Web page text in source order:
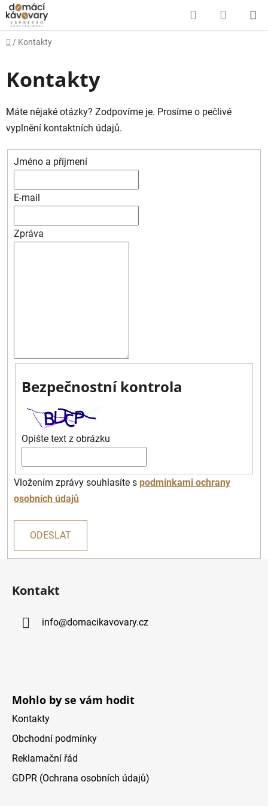
Přejít
na
obsah
Hledat
KOŠÍK
Domů
/ Kontakty
Kontakty
Máte nějaké otázky? Zodpovíme je. Prosíme o pečlivé
vyplnění kontaktních údajů.
Jméno a příjmení
E-mail
Zpráva
Bezpečnostní kontrola
Opište text z obrázku
Vložením zprávy souhlasíte s podmínkami ochrany
osobních údajů
ODESLAT
Kontakt
info@domacikavovary.cz
Mohlo by se vám hodit
Kontakty
Obchodní podmínky
Reklamační řád
GDPR (Ochrana osobních údajů)